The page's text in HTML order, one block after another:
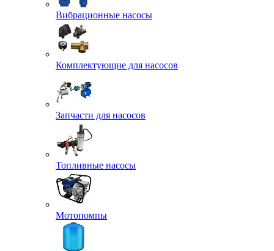
Вибрационные насосы
Комплектующие для насосов
Запчасти для насосов
Топливные насосы
Мотопомпы